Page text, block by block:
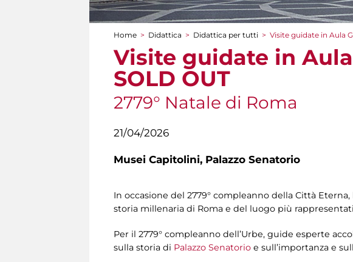
Tu sei qui
Home > Didattica > Didattica per tutti > Visite guidate in Aula
Visite guidate in
SOLD OUT
2779° Natale di Roma
21/04/2026
Musei Capitolini, Palazzo Senatorio
In occasione del 2779° compleanno della Città
storia millenaria di Roma e del luogo più
Per il 2779° compleanno dell’Urbe, guide esperte
sulla storia di Palazzo Senatorio e sull’importanza e